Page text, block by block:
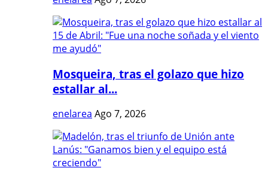
Mosqueira, tras el golazo que hizo
estallar al...
enelarea Ago 7, 2026